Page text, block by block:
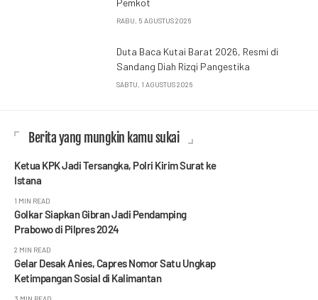
Pemkot
RABU, 5 AGUSTUS 2026
Duta Baca Kutai Barat 2026, Resmi di
Sandang Diah Rizqi Pangestika
SABTU, 1 AGUSTUS 2026
Berita yang mungkin kamu sukai
Ketua KPK Jadi Tersangka, Polri Kirim Surat ke
Istana
1 MIN READ
Golkar Siapkan Gibran Jadi Pendamping
Prabowo di Pilpres 2024
2 MIN READ
Gelar Desak Anies, Capres Nomor Satu Ungkap
Ketimpangan Sosial di Kalimantan
3 MIN READ